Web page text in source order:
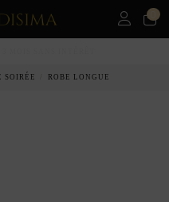
SOIRÉE ROBE LONGUE